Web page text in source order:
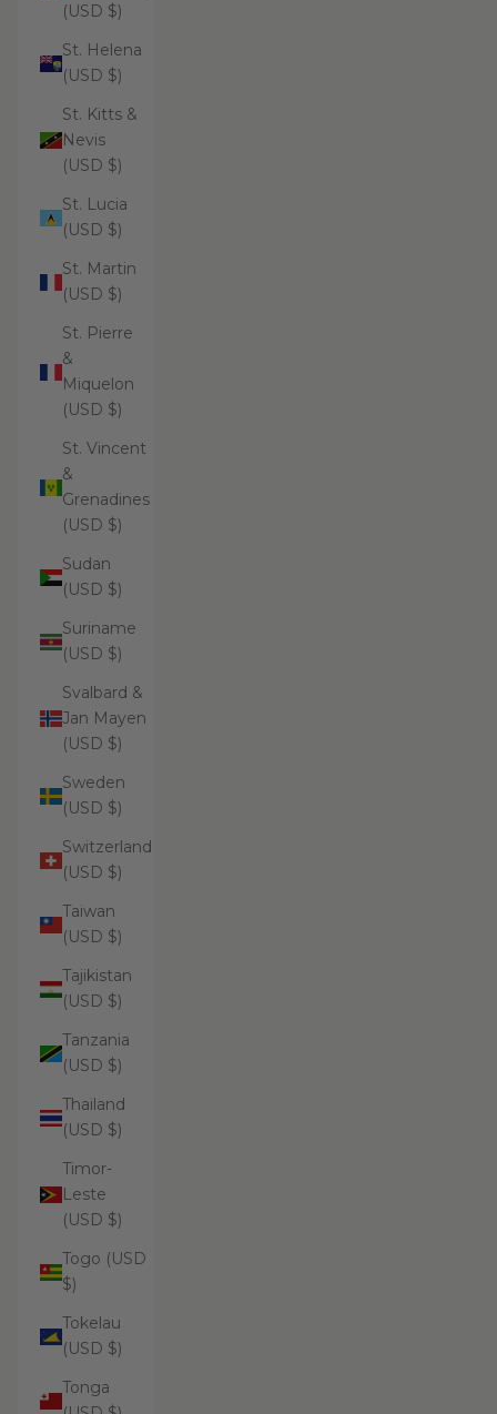
(USD $)
St. Helena
(USD $)
St. Kitts &
Nevis
(USD $)
St. Lucia
(USD $)
St. Martin
(USD $)
St. Pierre
&
Miquelon
(USD $)
St. Vincent
&
Grenadines
(USD $)
Sudan
(USD $)
Suriname
(USD $)
Svalbard &
Jan Mayen
(USD $)
Sweden
(USD $)
Switzerland
(USD $)
Taiwan
(USD $)
Tajikistan
(USD $)
Tanzania
(USD $)
Thailand
(USD $)
Timor-
Leste
(USD $)
Togo (USD
$)
Tokelau
(USD $)
Tonga